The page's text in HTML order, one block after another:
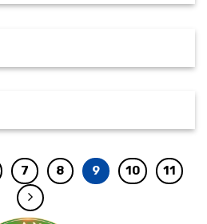
7 8 9 10 11